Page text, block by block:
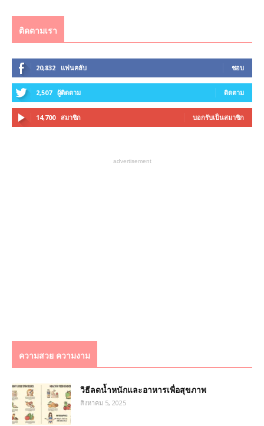
ติดตามเรา
20,832 แฟนคลับ ชอบ
2,507 ผู้ติดตาม ติดตาม
14,700 สมาชิก บอกรับเป็นสมาชิก
advertisement
ความสวย ความงาม
วิธีลดน้ำหนักและอาหารเพื่อสุขภาพ
สิงหาคม 5, 2025